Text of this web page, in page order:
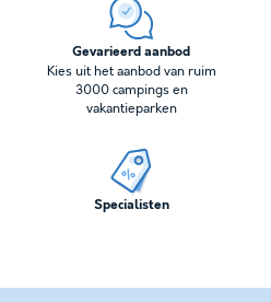
Gevarieerd aanbod
Kies uit het aanbod van ruim
3000 campings en
vakantieparken
Specialisten